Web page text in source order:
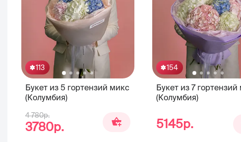
113
Букет из 5 гортензий микс
(Колумбия)
4 780р.
3780р.
154
Букет из 7 гортензий
(Колумбия)
5145р.